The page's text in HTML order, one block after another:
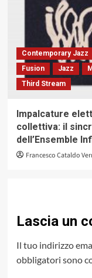
Contemporary Jazz
Fusion
Jazz
Third Stream
Impalcature
collettiva: il
dell’Ensemble
Francesco Cataldo
Lascia un
Il tuo indirizzo
obbligatori sono